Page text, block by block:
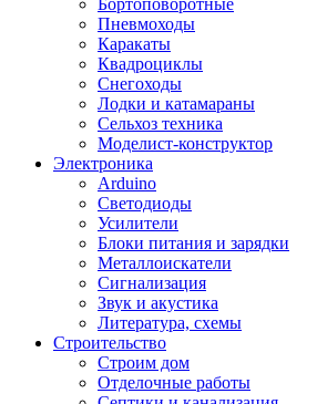
Бортоповоротные
Пневмоходы
Каракаты
Квадроциклы
Снегоходы
Лодки и катамараны
Сельхоз техника
Моделист-конструктор
Электроника
Arduino
Светодиоды
Усилители
Блоки питания и зарядки
Металлоискатели
Сигнализация
Звук и акустика
Литература, схемы
Строительство
Строим дом
Отделочные работы